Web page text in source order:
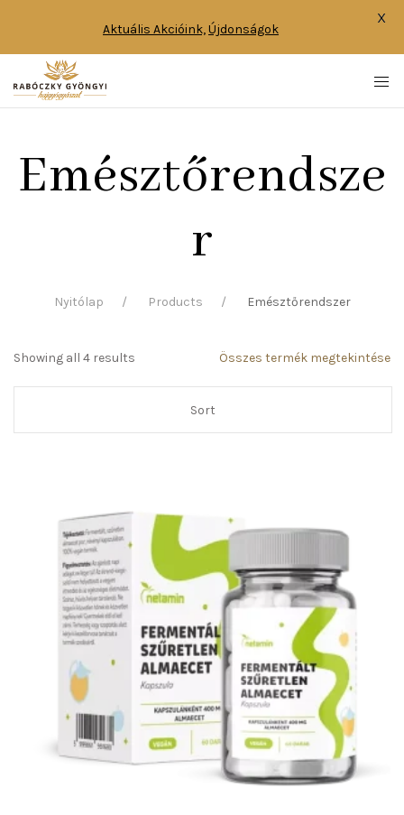
Emésztőrendsze
r
Nyitólap Products Emésztőrendszer
Showing all 4 results Összes termék megtekintése
Aktuális Akcióink,Újdonságok
X